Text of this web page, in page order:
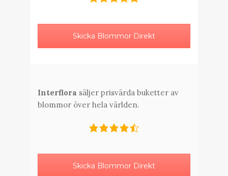
Skicka Blommor Direkt
Interflora säljer prisvärda buketter av
blommor över hela världen.
Skicka Blommor Direkt